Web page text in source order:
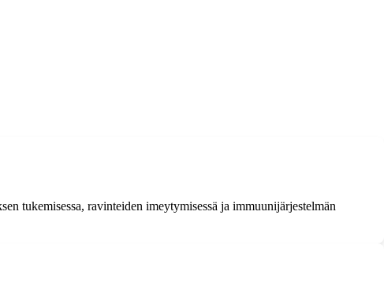
tukemisessa, ravinteiden imeytymisessä ja immuunijärjestelmän